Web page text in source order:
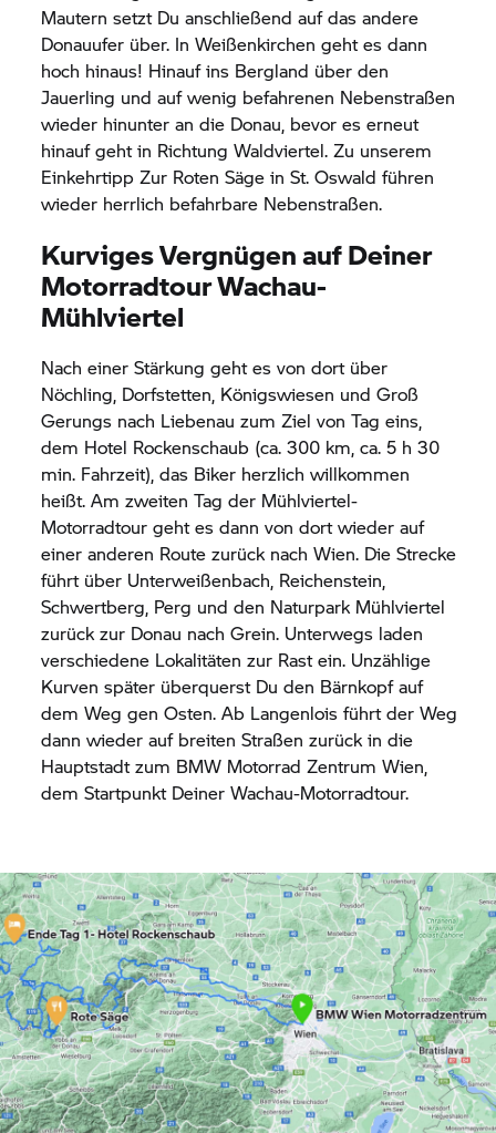
Mautern setzt Du anschließend auf das andere
Donauufer über. In Weißenkirchen geht es dann
hoch hinaus! Hinauf ins Bergland über den
Jauerling und auf wenig befahrenen Nebenstraßen
wieder hinunter an die Donau, bevor es erneut
hinauf geht in Richtung Waldviertel. Zu unserem
Einkehrtipp Zur Roten Säge in St. Oswald führen
wieder herrlich befahrbare Nebenstraßen.
Kurviges Vergnügen auf Deiner
Motorradtour Wachau-
Mühlviertel
Nach einer Stärkung geht es von dort über
Nöchling, Dorfstetten, Königswiesen und Groß
Gerungs nach Liebenau zum Ziel von Tag eins,
dem Hotel Rockenschaub (ca. 300 km, ca. 5 h 30
min. Fahrzeit), das Biker herzlich willkommen
heißt. Am zweiten Tag der Mühlviertel-
Motorradtour geht es dann von dort wieder auf
einer anderen Route zurück nach Wien. Die Strecke
führt über Unterweißenbach, Reichenstein,
Schwertberg, Perg und den Naturpark Mühlviertel
zurück zur Donau nach Grein. Unterwegs laden
verschiedene Lokalitäten zur Rast ein. Unzählige
Kurven später überquerst Du den Bärnkopf auf
dem Weg gen Osten. Ab Langenlois führt der Weg
dann wieder auf breiten Straßen zurück in die
Hauptstadt zum BMW Motorrad Zentrum Wien,
dem Startpunkt Deiner Wachau-Motorradtour.